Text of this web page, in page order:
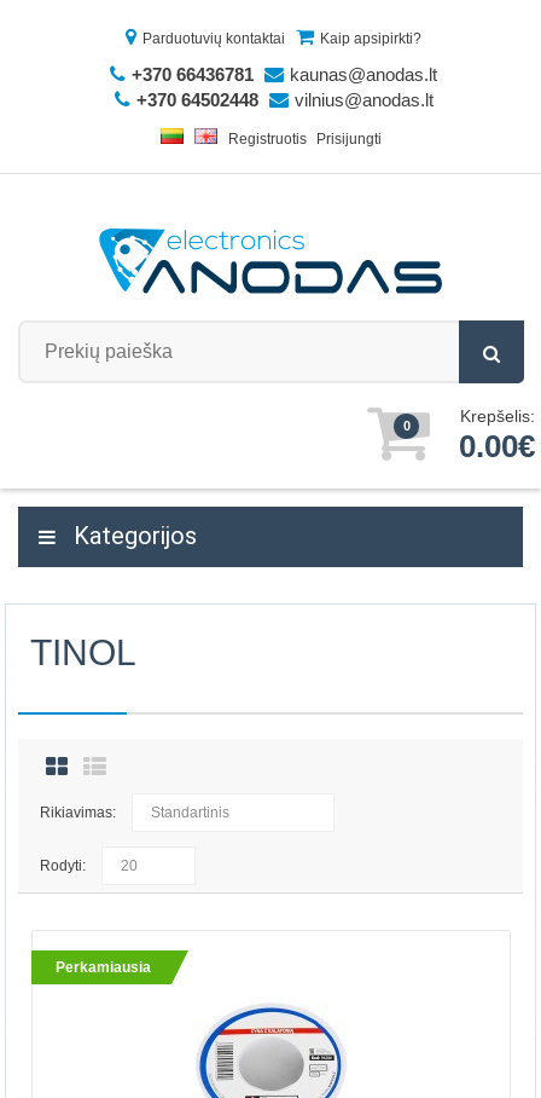
Parduotuvių kontaktai Kaip apsipirkti?
+370 66436781
kaunas@anodas.lt
+370 64502448
vilnius@anodas.lt
Registruotis Prisijungti
0 Krepšelis:
0.00€
Kategorijos
TINOL
Rikiavimas:
Rodyti:
Perkamiausia